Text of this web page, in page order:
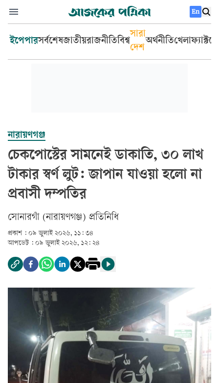
En
ইপেপারসর্বশেষজাতীয়রাজনীতিবিশ্ব
সারা
দেশ
অর্থনীতিখেলা
নারায়ণগঞ্জ
চেকপোস্টের সামনেই ডাকাতি, ৩০ লাখ
টাকার স্বর্ণ লুট: জাপান যাওয়া হলো না
প্রবাসী দম্পতির
সোনারগাঁ (নারায়ণগঞ্জ) প্রতিনিধি
প্রকাশ : ০৯ জুলাই ২০২৬, ১১: ৩৪
আপডেট : ০৯ জুলাই ২০২৬, ১২: ২৪